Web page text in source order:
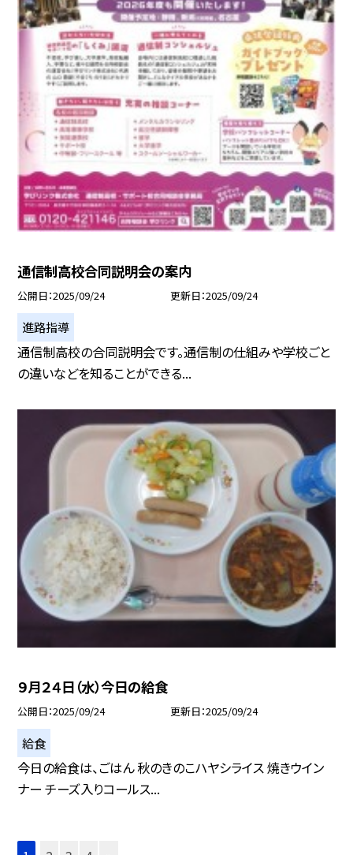
通信制高校合同説明会の案内
公開日 2025/09/24 更新日 2025/09/24
進路指導
通信制高校の合同説明会です。通信制の仕組みや学校ごと
の違いなどを知ることができる...
９月２４日（水）今日の給食
公開日 2025/09/24 更新日 2025/09/24
給食
今日の給食は、ごはん 秋のきのこハヤシライス 焼きウイン
ナー チーズ入りコールス...